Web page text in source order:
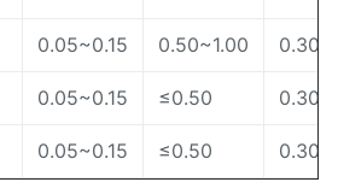
0.05~0.15 0.50~1.00
0.05~0.15 ≤0.50
0.05~0.15 ≤0.50